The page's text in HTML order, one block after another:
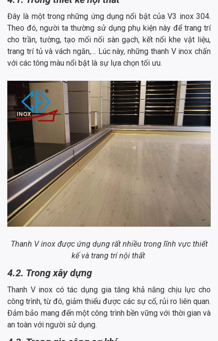
Đây là một trong những ứng dụng nổi bật của V3 inox 304.
Theo đó, người ta thường sử dụng phụ kiện này để trang trí
cho trần, tường, tạo mối nối sàn gạch, kết nối khe vật liệu,
trang trí tủ và vách ngăn,… Lúc này, những thanh V inox chấn
với các tông màu nổi bật là sự lựa chọn tối ưu.
Thanh V inox được ứng dụng rất nhiều trong lĩnh vực thiết
kế và trang trí nội thất
4.2. Trong xây dựng
Thanh V inox có tác dụng gia tăng khả năng chịu lực cho
công trình, từ đó, giảm thiểu được các sự cố, rủi ro liên quan.
Đảm bảo mang đến một công trình bền vững với thời gian và
an toàn với người sử dụng.